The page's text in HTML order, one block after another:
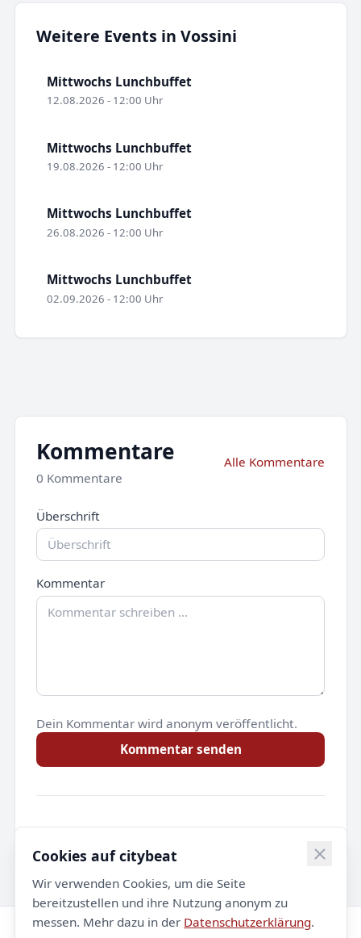
Weitere Events in Vossini
Mittwochs Lunchbuffet
12.08.2026 - 12:00 Uhr
Mittwochs Lunchbuffet
19.08.2026 - 12:00 Uhr
Mittwochs Lunchbuffet
26.08.2026 - 12:00 Uhr
Mittwochs Lunchbuffet
02.09.2026 - 12:00 Uhr
Kommentare
0 Kommentare
Alle Kommentare
Überschrift
Kommentar
Dein Kommentar wird anonym veröffentlicht.
Kommentar senden
Noch keine Kommentare.
Cookies auf citybeat
Wir verwenden Cookies, um die Seite
bereitzustellen und ihre Nutzung anonym zu
messen. Mehr dazu in der Datenschutzerklärung.